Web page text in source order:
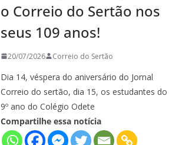
o Correio do Sertão nos
seus 109 anos!
20/07/2026 Correio do Sertão
Dia 14, véspera do aniversário do Jornal
Correio do sertão, dia 15, os estudantes do
9º ano do Colégio Odete
Compartilhe essa notícia